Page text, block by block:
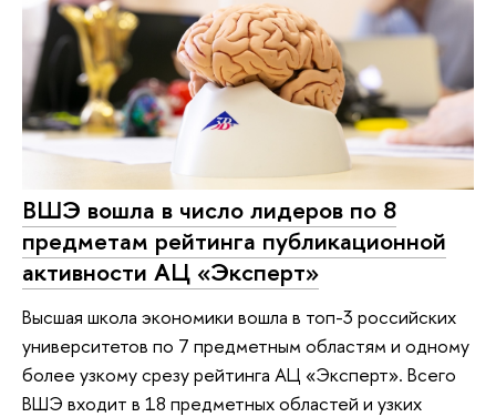
ВШЭ вошла в число лидеров по 8
предметам рейтинга публикационной
активности АЦ «Эксперт»
Высшая школа экономики вошла в топ-3 российских
университетов по 7 предметным областям и одному
более узкому срезу рейтинга АЦ «Эксперт». Всего
ВШЭ входит в 18 предметных областей и узких